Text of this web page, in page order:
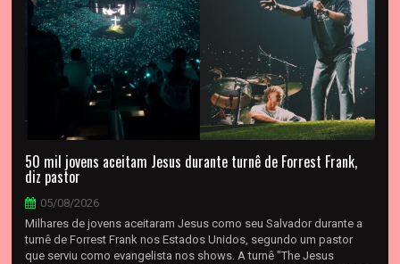
50 mil jovens aceitam Jesus durante turnê de Forrest Frank,
diz pastor
05/08/2026
Milhares de jovens aceitaram Jesus como seu Salvador durante a
turnê de Forrest Frank nos Estados Unidos, segundo um pastor
que serviu como evangelista nos shows. A turnê "The Jesus